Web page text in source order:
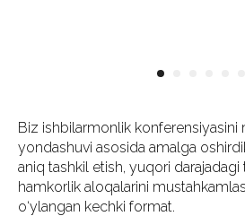
Biz ishbilarmonlik konferensiyasini
yondashuvi asosida amalga
aniq tashkil etish, yuqori darajadagi
hamkorlik aloqalarini
o‘ylangan kechki format.